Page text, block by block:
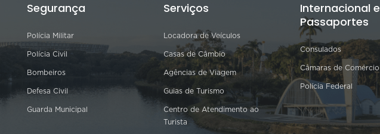
Segurança
Polícia Militar
Polícia Civil
Bombeiros
Defesa Civil
Guarda Municipal
Serviços
Locadora de Veículos
Casas de Câmbio
Agências de Viagem
Guias de Turismo
Centro de Atendimento ao
Turista
Internacional e
Passaportes
Consulados
Câmaras de Comércio
Polícia Federal